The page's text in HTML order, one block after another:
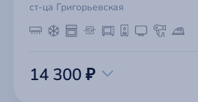
ст-ца Григорьевская
14 300 ₽